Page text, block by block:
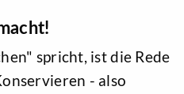
spricht, ist die Rede
- also